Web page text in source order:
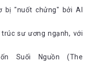
bị "nuốt chửng" bởi AI
sư ương ngạnh, với
Suối Nguồn (The